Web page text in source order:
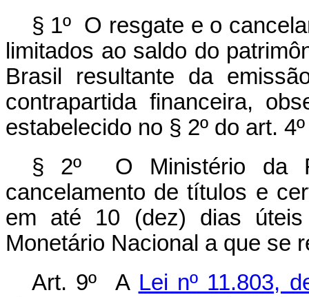
§ 1º O resgate e o
limitados ao saldo do
Brasil resultante da
contrapartida financeira,
estabelecido no § 2º do art.
§ 2º O Ministério da
cancelamento de títulos e
em até 10 (dez) dias
Monetário Nacional a que se
Art. 9º A Lei nº 11.803,